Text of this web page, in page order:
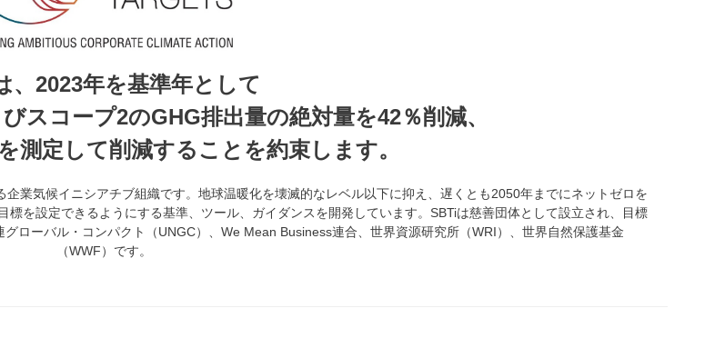
、2023年を基準年として
スコープ2のGHG排出量の絶対量を42％削減、
測定して削減することを約束します。
業気候イニシアチブ組織です。地球温暖化を壊滅的なレベル以下に抑え、遅くとも2050年までにネットゼロを
を設定できるようにする基準、ツール、ガイダンスを開発しています。SBTiは慈善団体として設立され、目標
ローバル・コンパクト（UNGC）、We Mean Business連合、世界資源研究所（WRI）、世界自然保護基金
（WWF）です。